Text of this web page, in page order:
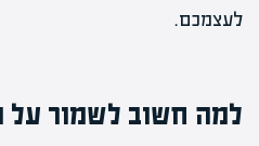
לעצמכם.
למה חשוב לשמור על